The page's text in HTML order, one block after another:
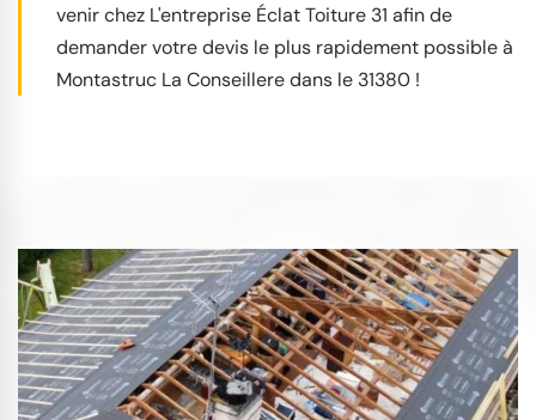
venir chez L'entreprise Éclat Toiture 31 afin de
demander votre devis le plus rapidement possible à
Montastruc La Conseillere dans le 31380 !